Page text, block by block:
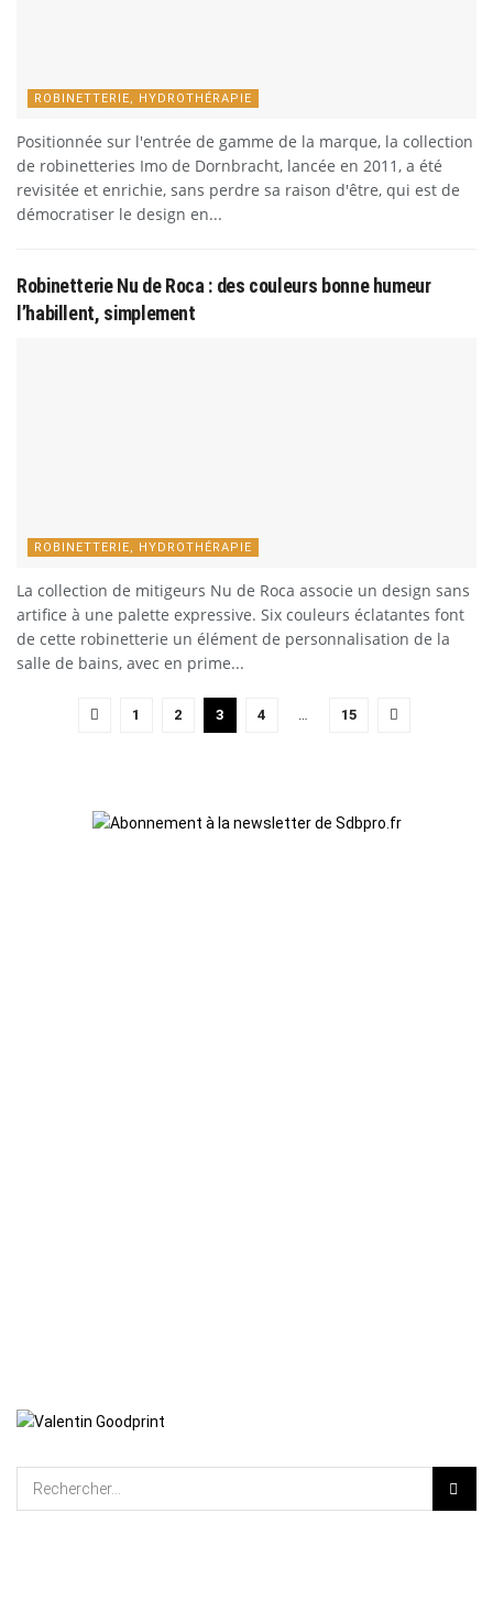
ROBINETTERIE, HYDROTHÉRAPIE
Positionnée sur l'entrée de gamme de la marque, la collection
de robinetteries Imo de Dornbracht, lancée en 2011, a été
revisitée et enrichie, sans perdre sa raison d'être, qui est de
démocratiser le design en...
Robinetterie Nu de Roca : des couleurs bonne humeur
l’habillent, simplement
ROBINETTERIE, HYDROTHÉRAPIE
La collection de mitigeurs Nu de Roca associe un design sans
artifice à une palette expressive. Six couleurs éclatantes font
de cette robinetterie un élément de personnalisation de la
salle de bains, avec en prime...
1 2 3 4 … 15